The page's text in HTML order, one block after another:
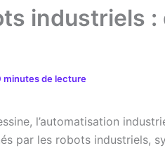
industriels
minutes de lecture
l’automatisation
par les robots industriels,